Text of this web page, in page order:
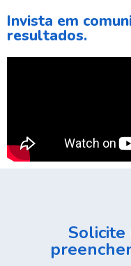
Invista em
resultados.